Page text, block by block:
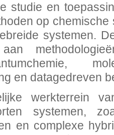
studie en
op
systemen.
en datagedreven
werkterrein
systemen,
en complexe